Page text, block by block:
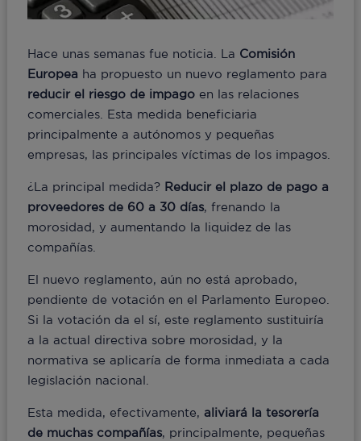
Hace unas semanas fue noticia. La Comisión
Europea ha propuesto un nuevo reglamento para
reducir el riesgo de impagoen las relaciones
comerciales. Esta medida beneficiaria
principalmente a autónomos y pequeñas
empresas, las principales víctimas de los impagos.
¿La principal medida? Reducir el plazo de pago a
proveedores de 60 a 30 días, frenando la
morosidad, y aumentando la liquidez de las
compañías.
El nuevo reglamento, aún no está aprobado,
pendiente de votación en el Parlamento Europeo.
Si la votación da el sí, este reglamento sustituiría
a la actual directiva sobre morosidad, y la
normativa se aplicaría de forma inmediata a cada
legislación nacional.
Esta medida, efectivamente, aliviará la tesorería
de muchas compañías, principalmente, pequeñas